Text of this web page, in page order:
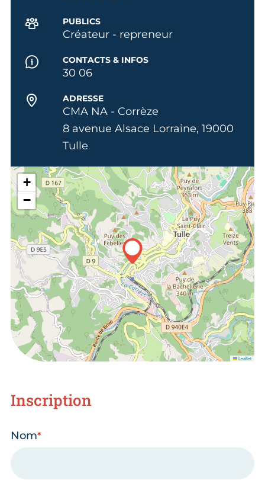
PUBLICS
Créateur - repreneur
CONTACTS & INFOS
30 06
ADRESSE
CMA NA - Corrèze
8 avenue Alsace Lorraine, 19000
Tulle
+
−
Leaflet
Inscription
Nom